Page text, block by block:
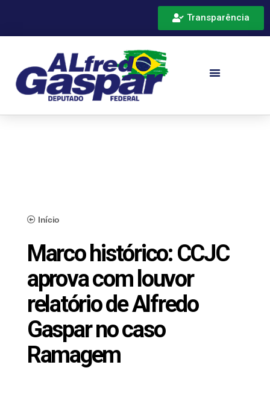
Transparência
Início
Marco histórico: CCJC
aprova com louvor
relatório de Alfredo
Gaspar no caso
Ramagem